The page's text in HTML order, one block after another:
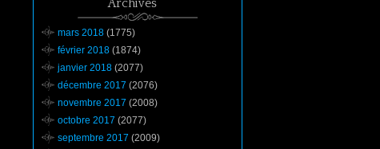
Archives
mars 2018 (1775)
février 2018 (1874)
janvier 2018 (2077)
décembre 2017 (2076)
novembre 2017 (2008)
octobre 2017 (2077)
septembre 2017 (2009)